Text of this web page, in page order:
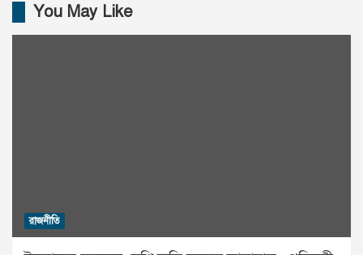
You May Like
রাজনীতি